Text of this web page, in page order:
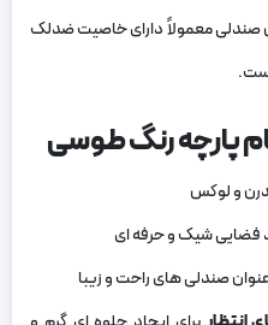
صندلی معمولاً دارای خاصیت ضدلک
پارچه رنگ طوسی
و لوکس
فضایی شیک و حرفه‌ ای
صندلی ‌های راحت و زیبا